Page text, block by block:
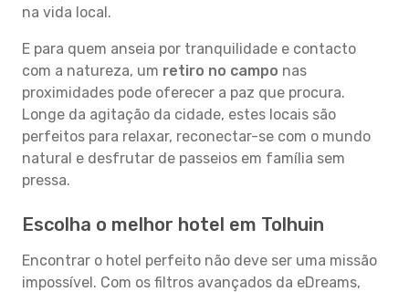
na vida local.
E para quem anseia por tranquilidade e contacto
com a natureza, um retiro no campo nas
proximidades pode oferecer a paz que procura.
Longe da agitação da cidade, estes locais são
perfeitos para relaxar, reconectar-se com o mundo
natural e desfrutar de passeios em família sem
pressa.
Escolha o melhor hotel em Tolhuin
Encontrar o hotel perfeito não deve ser uma missão
impossível. Com os filtros avançados da eDreams,